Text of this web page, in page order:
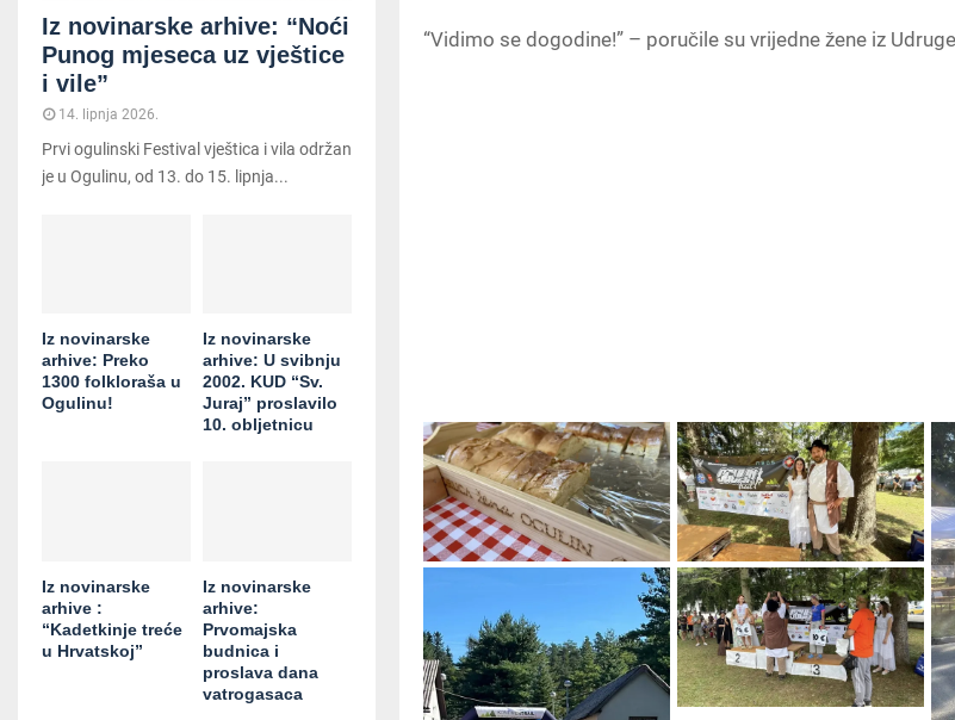
“Vidimo se dogodine!” – poručile su vrijedne žene iz
Iz novinarske arhive: “Noći
Punog mjeseca uz vještice
i vile”
14. lipnja 2026.
Prvi ogulinski Festival vještica i vila održan
je u Ogulinu, od 13. do 15. lipnja...
Iz novinarske
arhive: Preko
1300 folkloraša u
Ogulinu!
Iz novinarske
arhive: U svibnju
2002. KUD “Sv.
Juraj” proslavilo
10. obljetnicu
Iz novinarske
arhive :
“Kadetkinje treće
u Hrvatskoj”
Iz novinarske
arhive:
Prvomajska
budnica i
proslava dana
vatrogasaca